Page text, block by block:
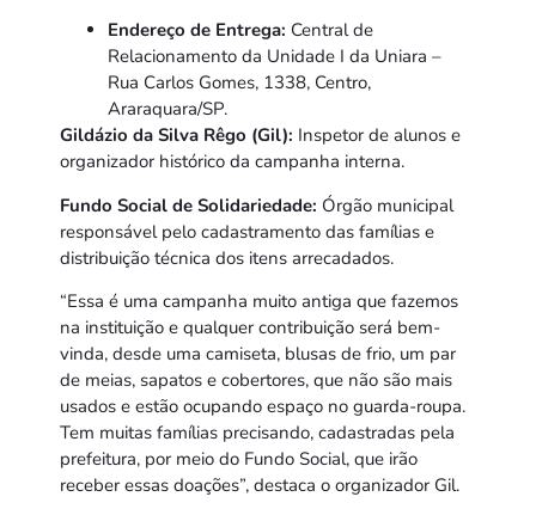
Endereço de Entrega: Central de
Relacionamento da Unidade I da Uniara –
Rua Carlos Gomes, 1338, Centro,
Araraquara/SP.
Gildázio da Silva Rêgo (Gil): Inspetor de alunos e
organizador histórico da campanha interna.
Fundo Social de Solidariedade: Órgão municipal
responsável pelo cadastramento das famílias e
distribuição técnica dos itens arrecadados.
“Essa é uma campanha muito antiga que fazemos
na instituição e qualquer contribuição será bem-
vinda, desde uma camiseta, blusas de frio, um par
de meias, sapatos e cobertores, que não são mais
usados e estão ocupando espaço no guarda-roupa.
Tem muitas famílias precisando, cadastradas pela
prefeitura, por meio do Fundo Social, que irão
receber essas doações”, destaca o organizador Gil.